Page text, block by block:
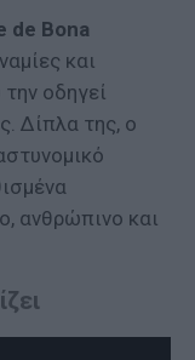
de Bona
και
οδηγεί
Δίπλα της, ο
ανθρώπινο και